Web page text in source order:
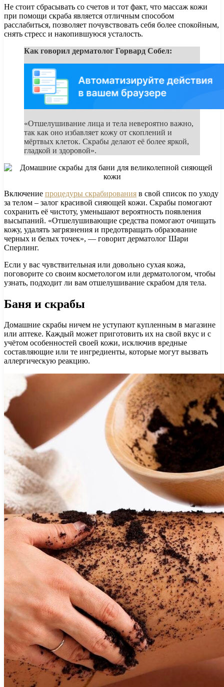
Не стоит сбрасывать со счетов и тот факт, что массаж кожи
при помощи скраба является отличным способом
расслабиться, позволяет почувствовать себя более спокойным,
снять стресс и накопившуюся усталость.
Как говорил дерматолог Горвард Собел:
«Отшелушивание лица и тела невероятно важно,
так как оно избавляет кожу от скоплений и
мёртвых клеток. Скрабы делают её более яркой,
гладкой и здоровой».
Включение процедуры скрабирования в свой список по уходу
за телом – залог красивой сияющей кожи. Скрабы помогают
сохранить её чистоту, уменьшают вероятность появления
высыпаний. «Отшелушивающие средства помогают очищать
кожу, удалять загрязнения и предотвращать образование
черных и белых точек», — говорит дерматолог Шари
Сперлинг.
Если у вас чувствительная или довольно сухая кожа,
поговорите со своим косметологом или дерматологом, чтобы
узнать, подходит ли вам отшелушивание скрабом для тела.
Баня и скрабы
Домашние скрабы ничем не уступают купленным в магазине
или аптеке. Каждый может приготовить их на свой вкус и с
учётом особенностей своей кожи, исключив вредные
составляющие или те ингредиенты, которые могут вызвать
аллергическую реакцию.